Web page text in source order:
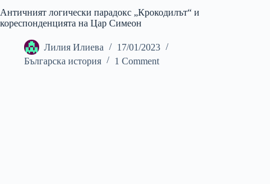
Античният логически парадокс „Крокодилът“ и
кореспонденцията на Цар Симеон
Лилия Илиева
17/01/2023
Българска история
1 Comment